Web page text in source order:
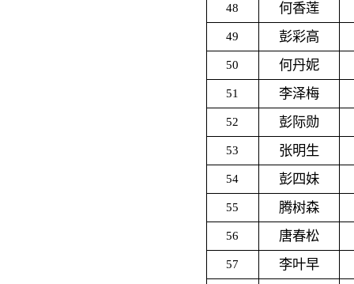
48 何香莲
49 彭彩高
50 何丹妮
51 李泽梅
52 彭际勋
53 张明生
54 彭四妹
55 腾树森
56 唐春松
57 李叶早